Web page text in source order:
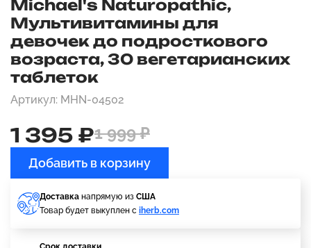
Michael's Naturopathic,
Мультивитамины для
девочек до подросткового
возраста, 30 вегетарианских
таблеток
Артикул: MHN-04502
1 395 ₽1 999 ₽
Добавить в корзину
Доставка напрямую из США
Товар будет выкуплен с iherb.com